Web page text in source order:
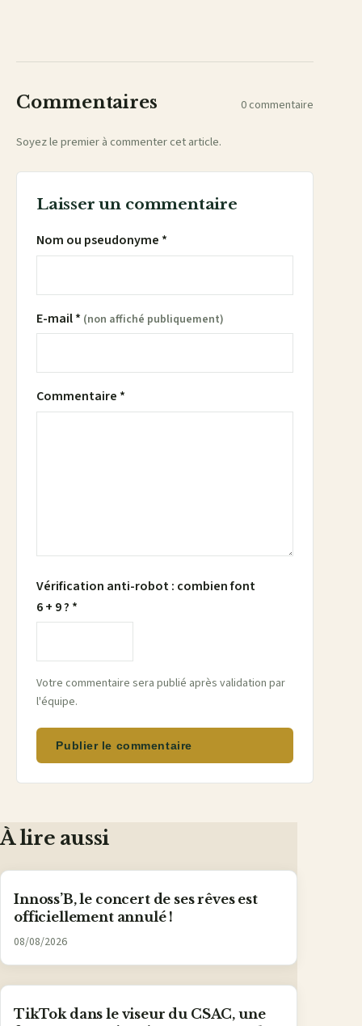
Commentaires 0 commentaire
Soyez le premier à commenter cet article.
Laisser un commentaire
Nom ou pseudonyme *
E-mail * (non affiché publiquement)
Commentaire *
Vérification anti-robot : combien font
6 + 9 ? *
Votre commentaire sera publié après validation par
l'équipe.
Publier le commentaire
À lire aussi
Innoss’B, le concert de ses rêves est
officiellement annulé !
08/08/2026
TikTok dans le viseur du CSAC, une